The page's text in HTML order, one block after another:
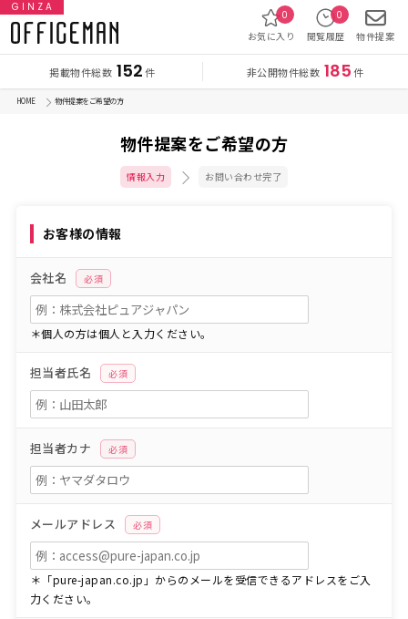
GINZA
掲載物件総数 152件 非公開物件総数 185件
お気に入り
0
閲覧履歴
0
物件提案
HOME 物件提案をご希望の方
物件提案をご希望の方
情報入力 お問い合わせ完了
お客様の情報
会社名 必須
＊個人の方は個人と入力ください。
担当者氏名 必須
担当者カナ 必須
メールアドレス 必須
＊「pure-japan.co.jp」からのメールを受信できるアドレスをご入
力ください。